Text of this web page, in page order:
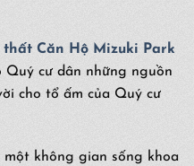
thất Căn Hộ Mizuki Park
Quý cư dân những nguồn
cho tổ ấm của Quý cư
một không gian sống khoa